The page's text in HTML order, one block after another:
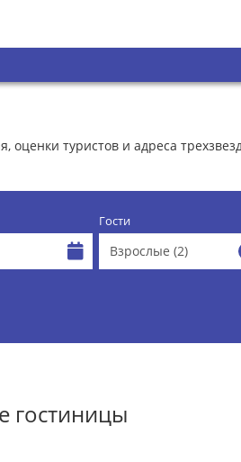
туристов и адреса
Гости
Взрослые (2)
гостиницы